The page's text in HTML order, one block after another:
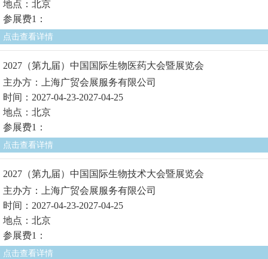
地点：北京
参展费1：
点击查看详情
2027（第九届）中国国际生物医药大会暨展览会
主办方：上海广贸会展服务有限公司
时间：2027-04-23-2027-04-25
地点：北京
参展费1：
点击查看详情
2027（第九届）中国国际生物技术大会暨展览会
主办方：上海广贸会展服务有限公司
时间：2027-04-23-2027-04-25
地点：北京
参展费1：
点击查看详情